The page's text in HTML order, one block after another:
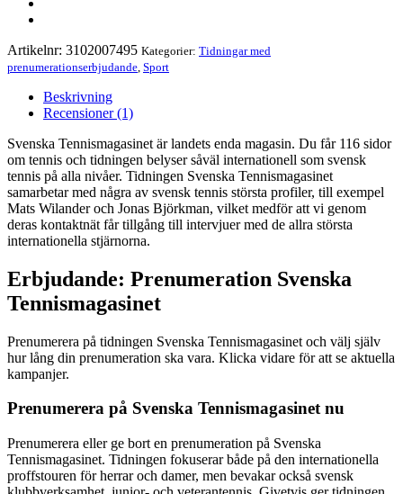
Artikelnr: 3102007495 Kategorier: Tidningar med
prenumerationserbjudande Sport
Beskrivning
Recensioner (1)
Svenska Tennismagasinet är landets enda magasin. Du får 116 sidor
om tennis och tidningen belyser såväl internationell som svensk
tennis på alla nivåer. Tidningen Svenska Tennismagasinet
samarbetar med några av svensk tennis största profiler, till exempel
Mats Wilander och Jonas Björkman, vilket medför att vi genom
deras kontaktnät får tillgång till intervjuer med de allra största
internationella stjärnorna.
Erbjudande: Prenumeration Svenska
Tennismagasinet
Prenumerera på tidningen Svenska Tennismagasinet och välj själv
hur lång din prenumeration ska vara. Klicka vidare för att se aktuella
kampanjer.
Prenumerera på Svenska Tennismagasinet nu
Prenumerera eller ge bort en prenumeration på Svenska
Tennismagasinet. Tidningen fokuserar både på den internationella
proffstouren för herrar och damer, men bevakar också svensk